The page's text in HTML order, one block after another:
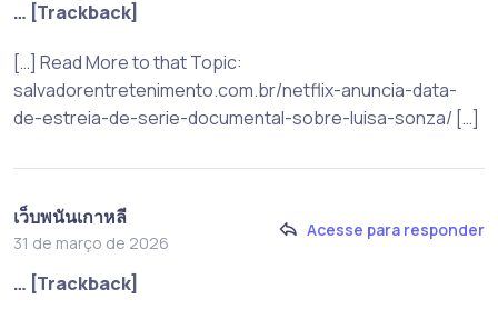
… [Trackback]
[…] Read More to that Topic:
salvadorentretenimento.com.br/netflix-anuncia-data-
de-estreia-de-serie-documental-sobre-luisa-sonza/ […]
เว็บพนันเกาหลี
31 de março de 2026
Acesse para responder
… [Trackback]